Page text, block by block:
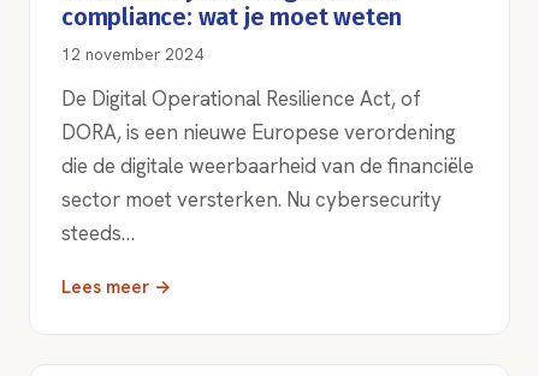
compliance: wat je moet weten
12 november 2024
De Digital Operational Resilience Act, of
DORA, is een nieuwe Europese verordening
die de digitale weerbaarheid van de financiële
sector moet versterken. Nu cybersecurity
steeds…
Lees meer →